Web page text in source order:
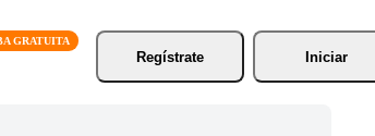
Regístrate
Iniciar